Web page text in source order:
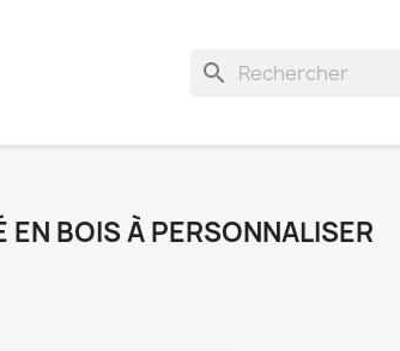
search
EN BOIS À PERSONNALISER